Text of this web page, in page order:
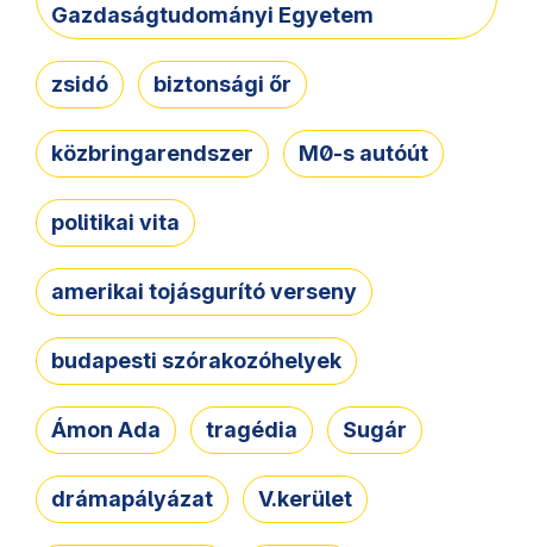
Gazdaságtudományi Egyetem
zsidó biztonsági őr
közbringarendszer M0-s autóút
politikai vita
amerikai tojásgurító verseny
budapesti szórakozóhelyek
Ámon Ada tragédia Sugár
drámapályázat V.kerület